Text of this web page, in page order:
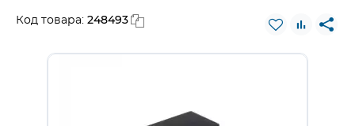
Код товара: 248493